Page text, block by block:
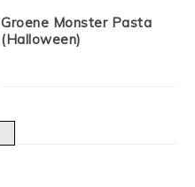
Groene Monster Pasta
(Halloween)